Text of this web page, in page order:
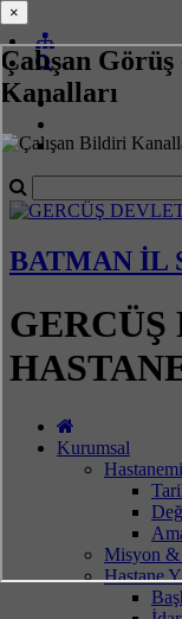
Çalışan
Kanalları
BATMAN İL
Kurumsal
Misyon
Hastane
×